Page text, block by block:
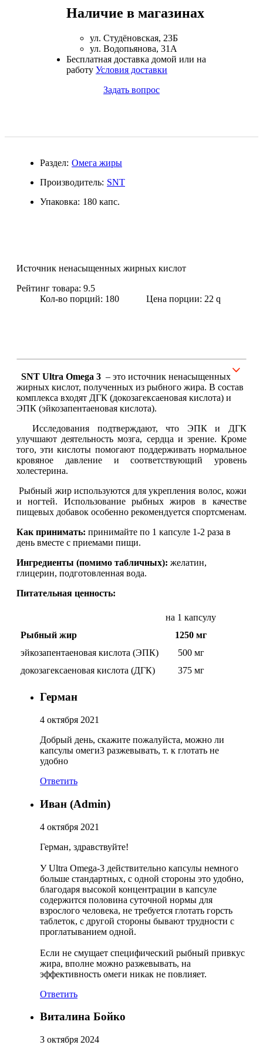
Здоровая печень
Коэнзим Q10
Лецитин
Щитовидная железа
Коллаген
Протеин
НАЗАД
Сывороточный протеин
Казеин
Многокомпонентный и яичный протеин
Растительный протеин
Снижение веса
НАЗАД
Карнитин
НАЗАД
Напитки
Для тренировки
НАЗАД
НАЗАД
Порошковые BCAA
Креатин
Предтренировочные комплексы
Наличие в магазинах
ул. Студёновская, 23Б
ул. Водопьянова, 31А
Бесплатная доставка домой или на
работу Условия доставки
Задать вопрос
Раздел: Омега жиры
Производитель: SNT
Упаковка: 180 капс.
Источник ненасыщенных жирных кислот
Рейтинг товара: 9.5
Кол-во порций: 180
Цена порции: 22 q
SNT Ultra Omega 3 – это источник ненасыщенных
жирных кислот, полученных из рыбного жира. В состав
комплекса входят ДГК (докозагексаеновая кислота) и
ЭПК (эйкозапентаеновая кислота).
Исследования подтверждают, что ЭПК и ДГК
улучшают деятельность мозга, сердца и зрение. Кроме
того, эти кислоты помогают поддерживать нормальное
кровяное давление и соответствующий уровень
холестерина.
Рыбный жир используются для укрепления волос, кожи
и ногтей. Использование рыбных жиров в качестве
пищевых добавок особенно рекомендуется спортсменам.
Как принимать: принимайте по 1 капсуле 1-2 раза в
день вместе с приемами пищи.
Ингредиенты (помимо табличных): желатин,
глицерин, подготовленная вода.
Питательная ценность:
на 1 капсулу
Рыбный жир
1250 мг
эйкозапентаеновая кислота (ЭПК)
500 мг
докозагексаеновая кислота (ДГК)
375 мг
Герман
4 октября 2021
Добрый день, скажите пожалуйста, можно ли
капсулы омеги3 разжевывать, т. к глотать не
удобно
Ответить
Иван (Admin)
4 октября 2021
Герман, здравствуйте!
У Ultra Omega-3 действительно капсулы немного
больше стандартных, с одной стороны это удобно,
благодаря высокой концентрации в капсуле
содержится половина суточной нормы для
взрослого человека, не требуется глотать горсть
таблеток, с другой стороны бывают трудности с
проглатыванием одной.
Если не смущает специфический рыбный привкус
жира, вполне можно разжевывать, на
эффективность омеги никак не повлияет.
Ответить
Виталина Бойко
3 октября 2024